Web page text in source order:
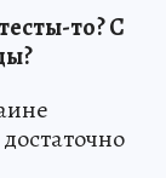
то? С